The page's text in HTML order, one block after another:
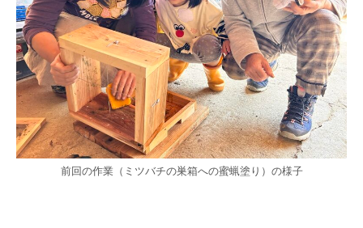
前回の作業（ミツバチの巣箱への蜜蝋塗り）の様子